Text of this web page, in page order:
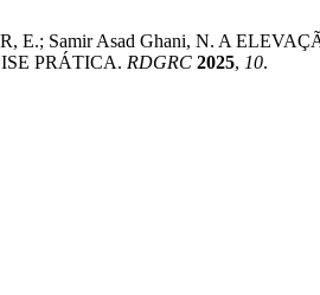
E.; Samir Asad Ghani, N. A
PRÁTICA. RDGRC 2025, 10.